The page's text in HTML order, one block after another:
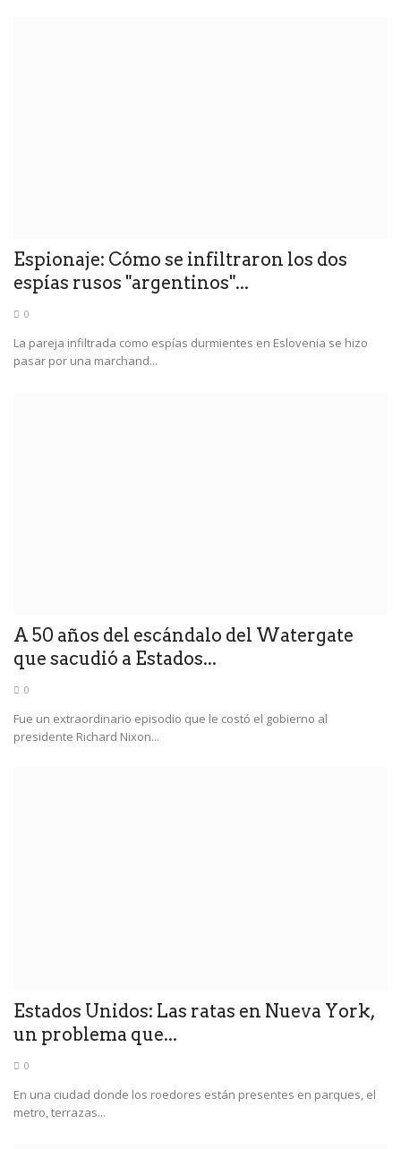
Espionaje: Cómo se infiltraron los dos
espías rusos "argentinos"...
0
La pareja infiltrada como espías durmientes en Eslovenia se hizo
pasar por una marchand...
A 50 años del escándalo del Watergate
que sacudió a Estados...
0
Fue un extraordinario episodio que le costó el gobierno al
presidente Richard Nixon...
Estados Unidos: Las ratas en Nueva York,
un problema que...
0
En una ciudad donde los roedores están presentes en parques, el
metro, terrazas...